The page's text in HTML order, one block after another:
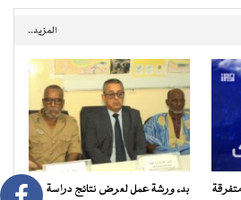
المزيد..
بدء ورشة عمل لعرض نتائج دراسة